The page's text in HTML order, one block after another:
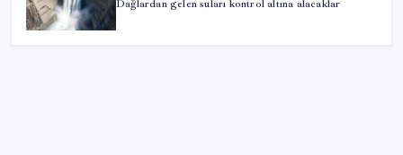
Dağlardan gelen suları kontrol altına alacaklar